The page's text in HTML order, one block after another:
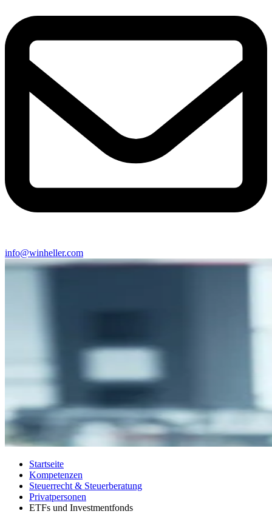
info@winheller.com
Startseite
Kompetenzen
Steuerrecht & Steuerberatung
Privatpersonen
ETFs und Investmentfonds